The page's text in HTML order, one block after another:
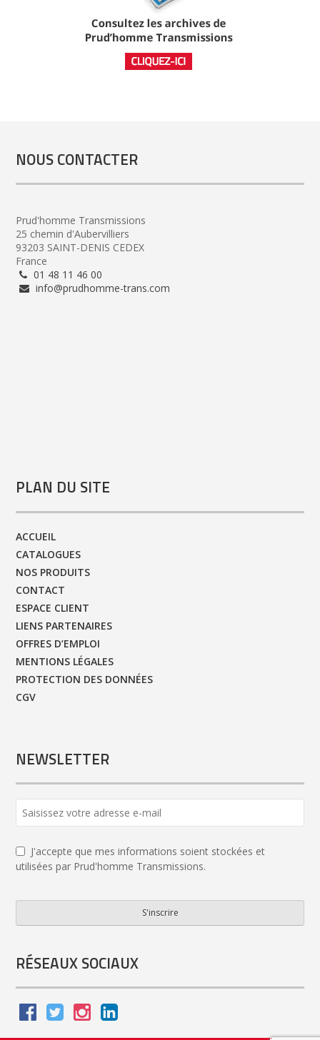
NOUS CONTACTER
Prud'homme Transmissions
25 chemin d'Aubervilliers
93203 SAINT-DENIS CEDEX
France
01 48 11 46 00
info@prudhomme-trans.com
PLAN DU SITE
ACCUEIL
CATALOGUES
NOS PRODUITS
CONTACT
ESPACE CLIENT
LIENS PARTENAIRES
OFFRES D’EMPLOI
MENTIONS LÉGALES
PROTECTION DES DONNÉES
CGV
NEWSLETTER
J'accepte que mes informations soient stockées et
utilisées par Prud'homme Transmissions.
S'inscrire
Email *
RÉSEAUX SOCIAUX